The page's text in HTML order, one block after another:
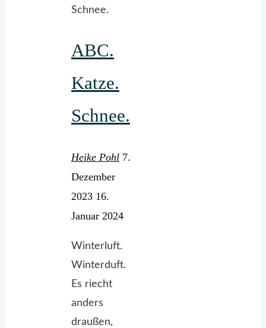
ABC.
Katze.
Schnee.
Heike Pohl 7.
Dezember
2023 16.
Januar 2024
Winterluft.
Winterduft.
Es riecht
anders
draußen,